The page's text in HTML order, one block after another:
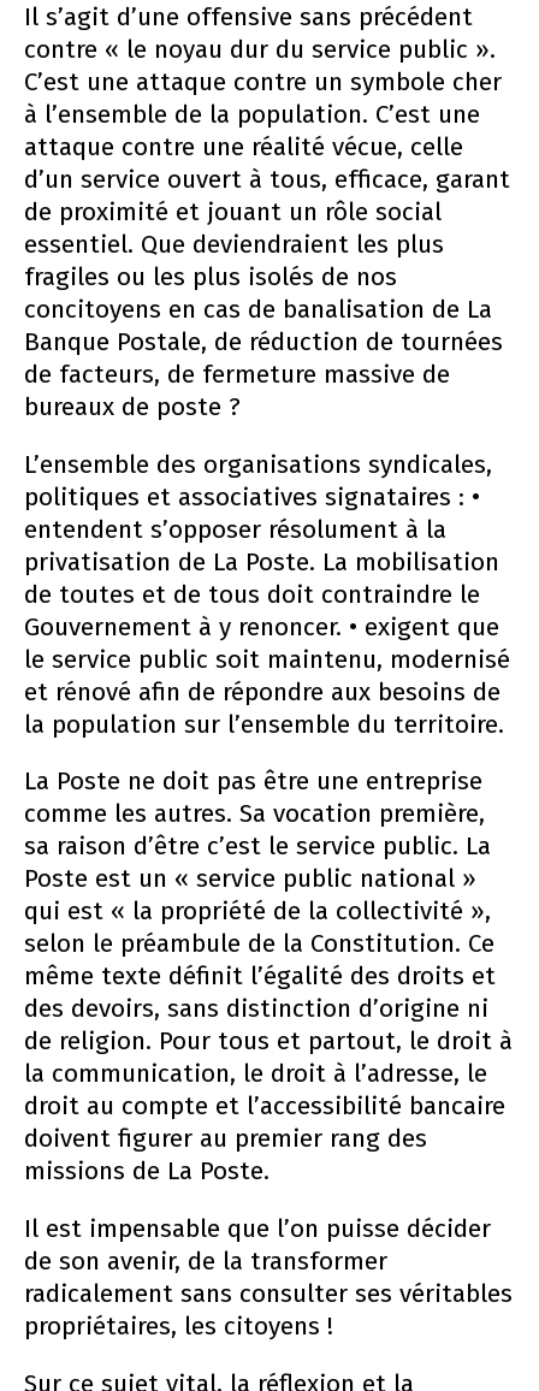
Il s’agit d’une offensive sans précédent
contre « le noyau dur du service public ».
C’est une attaque contre un symbole cher
à l’ensemble de la population. C’est une
attaque contre une réalité vécue, celle
d’un service ouvert à tous, efficace, garant
de proximité et jouant un rôle social
essentiel. Que deviendraient les plus
fragiles ou les plus isolés de nos
concitoyens en cas de banalisation de La
Banque Postale, de réduction de tournées
de facteurs, de fermeture massive de
bureaux de poste ?
L’ensemble des organisations syndicales,
politiques et associatives signataires : •
entendent s’opposer résolument à la
privatisation de La Poste. La mobilisation
de toutes et de tous doit contraindre le
Gouvernement à y renoncer. • exigent que
le service public soit maintenu, modernisé
et rénové afin de répondre aux besoins de
la population sur l’ensemble du territoire.
La Poste ne doit pas être une entreprise
comme les autres. Sa vocation première,
sa raison d’être c’est le service public. La
Poste est un « service public national »
qui est « la propriété de la collectivité »,
selon le préambule de la Constitution. Ce
même texte définit l’égalité des droits et
des devoirs, sans distinction d’origine ni
de religion. Pour tous et partout, le droit à
la communication, le droit à l’adresse, le
droit au compte et l’accessibilité bancaire
doivent figurer au premier rang des
missions de La Poste.
Il est impensable que l’on puisse décider
de son avenir, de la transformer
radicalement sans consulter ses véritables
propriétaires, les citoyens !
Sur ce sujet vital, la réflexion et la